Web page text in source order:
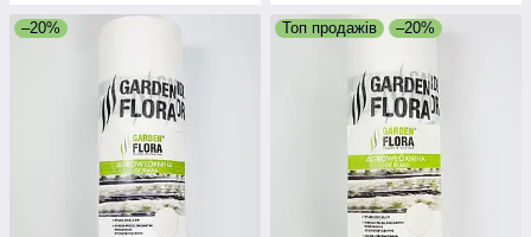
–20% Топ продажів –20%